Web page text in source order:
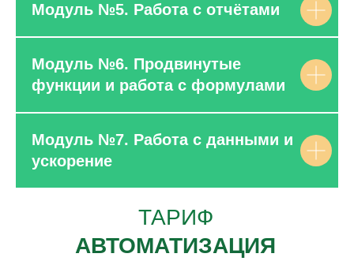
Модуль №5. Работа с отчётами
Модуль №6. Продвинутые
функции и работа с формулами
Модуль №7. Работа с данными и
ускорение
ТАРИФ
АВТОМАТИЗАЦИЯ